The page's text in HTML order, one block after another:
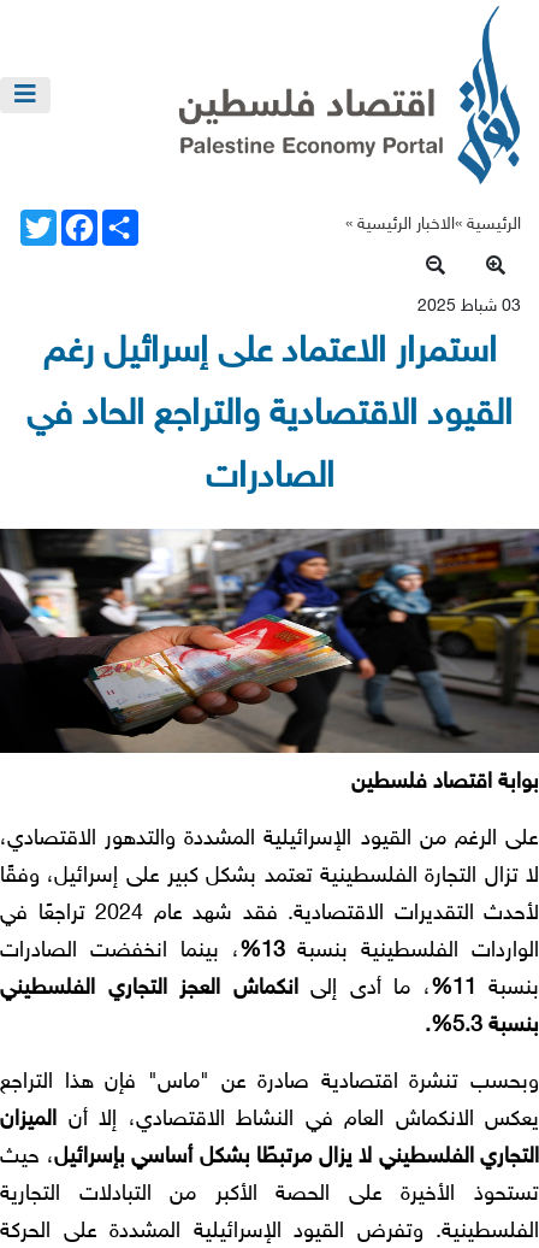
الرئيسية »الاخبار الرئيسية»
Twitter
Facebook Share
استمرار الاعتماد على إسرائيل رغم
القيود الاقتصادية والتراجع الحاد في
الصادرات
اقتصاد فلسطين
الرغم من القيود الإسرائيلية المشددة والتدهور الاقتصادي،
تزال التجارة الفلسطينية تعتمد بشكل كبير على إسرائيل، وفقًا
لأحدث التقديرات الاقتصادية. فقد شهد عام 2024 تراجعًا في
الفلسطينية بنسبة13%
، بينما انخفضت الصادرات
11% ، ما أدى إلىانكماش العجز التجاري الفلسطيني
5.3%.
تنشرة اقتصادية صادرة عن "ماس" فإن هذا التراجع
الانكماش العام في النشاط الاقتصادي، إلا أنالميزان
الفلسطيني لا يزال مرتبطًا بشكل أساسي بإسرائيل، حيث
الأخيرة على الحصة الأكبر من التبادلات التجارية
وتفرض القيود الإسرائيلية المشددة على الحركة